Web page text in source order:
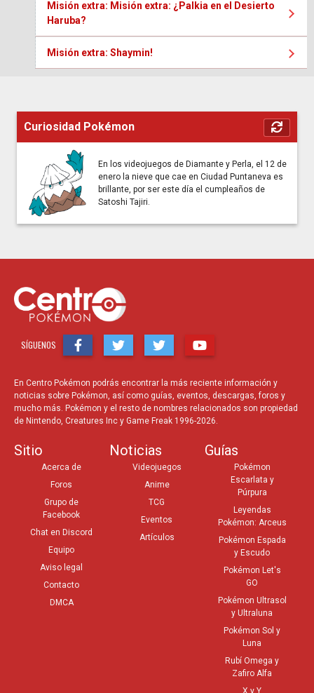
Misión extra: Misión extra: ¿Palkia en el Desierto
Haruba?
Misión extra: Shaymin!
Curiosidad Pokémon
En los videojuegos de Diamante y Perla, el 12 de
enero la nieve que cae en Ciudad Puntaneva es
brillante, por ser este día el cumpleaños de
Satoshi Tajiri.
SÍGUENOS
En Centro Pokémon podrás encontrar la más reciente información y
noticias sobre Pokémon, así como guías, eventos, descargas, foros y
mucho más. Pokémon y el resto de nombres relacionados son propiedad
de Nintendo, Creatures Inc y Game Freak 1996-2026.
Sitio
Acerca de
Foros
Grupo de
Facebook
Chat en Discord
Equipo
Aviso legal
Contacto
DMCA
Noticias
Videojuegos
Anime
TCG
Eventos
Artículos
Guías
Pokémon
Escarlata y
Púrpura
Leyendas
Pokémon: Arceus
Pokémon Espada
y Escudo
Pokémon Let's
GO
Pokémon Ultrasol
y Ultraluna
Pokémon Sol y
Luna
Rubí Omega y
Zafiro Alfa
X y Y